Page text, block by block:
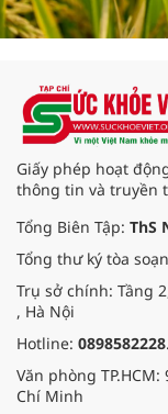
Giấy phép hoạt
thông tin và truyền
Tổng Biên Tập: ThS
Tổng thư ký tòa
Trụ sở chính: Tầng
, Hà Nội
Hotline: 0898582228
Văn phòng
Chí Minh